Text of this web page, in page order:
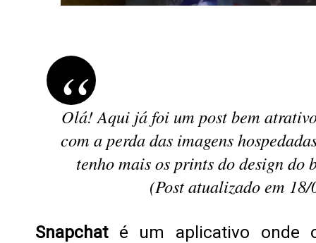
Olá! Aqui já foi um post bem
com a perda das imagens
tenho mais os prints do design do
(Post atualizado em
Snapchaté um aplicativo onde